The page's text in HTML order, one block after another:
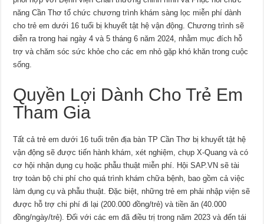
năng Cần Thơ tổ chức chương trình khám sàng lọc miễn phí dành
cho trẻ em dưới 16 tuổi bị khuyết tật hệ vận động. Chương trình sẽ
diễn ra trong hai ngày 4 và 5 tháng 6 năm 2024, nhằm mục đích hỗ
trợ và chăm sóc sức khỏe cho các em nhỏ gặp khó khăn trong cuộc
sống.
Quyền Lợi Dành Cho Trẻ Em
Tham Gia
Tất cả trẻ em dưới 16 tuổi trên địa bàn TP Cần Thơ bị khuyết tật hệ
vận động sẽ được tiến hành khám, xét nghiệm, chụp X-Quang và có
cơ hội nhận dụng cụ hoặc phẫu thuật miễn phí. Hội SAP.VN sẽ tài
trợ toàn bộ chi phí cho quá trình khám chữa bệnh, bao gồm cả việc
làm dụng cụ và phẫu thuật. Đặc biệt, những trẻ em phải nhập viện sẽ
được hỗ trợ chi phí đi lại (200.000 đồng/trẻ) và tiền ăn (40.000
đồng/ngày/trẻ). Đối với các em đã điều trị trong năm 2023 và đến tái